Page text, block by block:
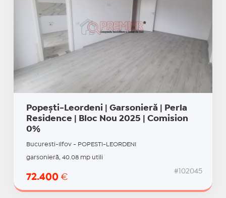
Popești-Leordeni | Garsonieră | Perla
Residence | Bloc Nou 2025 | Comision
0%
Bucuresti-Ilfov - POPESTI-LEORDENI
garsonieră, 40.08 mp utili
72.400 €
#102045